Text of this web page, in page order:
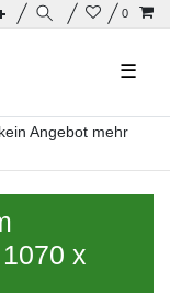
0
☰
kein Angebot mehr
x